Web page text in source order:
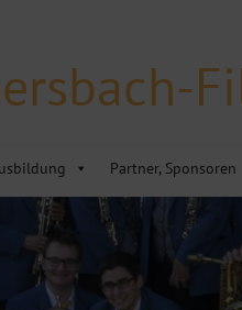
Partner, Sponsoren